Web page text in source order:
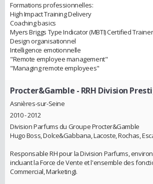
Formations professionnelles:
High Impact Training Delivery
Coaching basics
Myers Briggs Type Indicator (MBTI) Certified Trainer
Design organisationnel
Intelligence emotionnelle
"Remote employee management"
"Managing remote employees"
Procter&Gamble - RRH Division
Asnières-sur-Seine
2010 - 2012
Division Parfums du Groupe Procter&Gamble
Hugo Boss, Dolce&Gabbana, Lacoste, Rochas,
Responsable RH pour la Division Parfums,
incluant la Force de Vente et l'ensemble des
Commercial, Marketing).